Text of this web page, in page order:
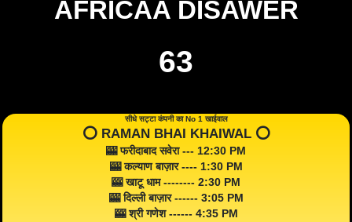
AFRICAA DISAWER
63
सीधे सट्टा कंपनी का No 1 खाईवाल
⭕️ RAMAN BHAI KHAIWAL ⭕️
🎰 फरीदाबाद सवेरा --- 12:30 PM
🎰 कल्याण बाज़ार ---- 1:30 PM
🎰 खाटू धाम -------- 2:30 PM
🎰 दिल्ली बाज़ार ------ 3:05 PM
🎰 श्री गणेश ------ 4:35 PM